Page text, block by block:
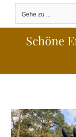
Gehe zu ...
Schöne
Zeige
grösseres